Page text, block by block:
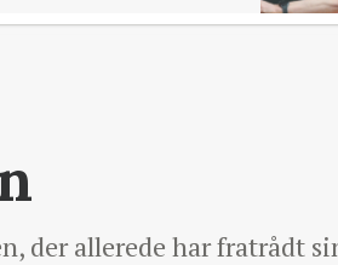
der allerede har fratrådt